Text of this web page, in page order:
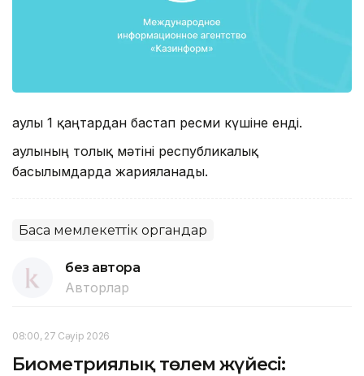
Қаулы 1 қаңтардан бастап ресми күшіне енді.
Қаулының толық мәтіні республикалық
басылымдарда жарияланады.
Басқа мемлекеттік органдар
без автора
Авторлар
08:00, 27 Сәуір 2026
Биометриялық төлем жүйесі: